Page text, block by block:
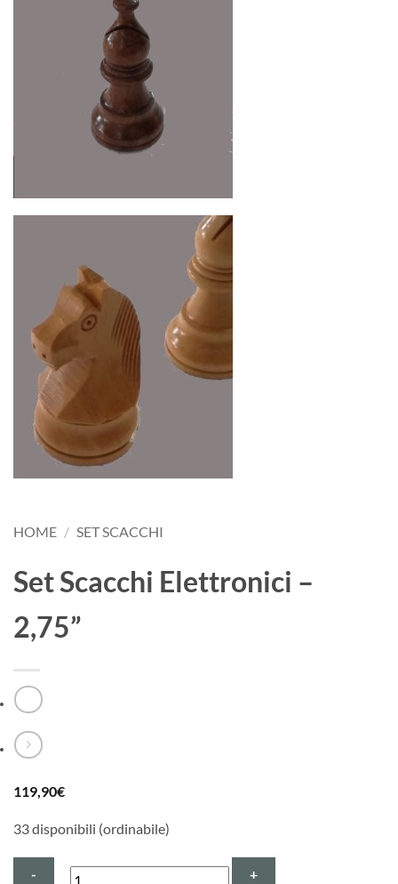
HOME / SET SCACCHI
Set Scacchi Elettronici –
2,75”
119,90€
33 disponibili (ordinabile)